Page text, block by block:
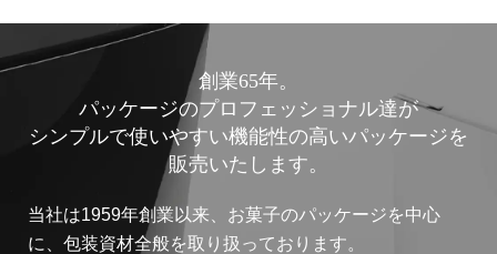
創業65年。
パッケージのプロフェッショナル達が
シンプルで使いやすい機能性の高いパッケージを
販売いたします。
当社は1959年創業以来、お菓子のパッケージを中心
に、包装資材全般を取り扱っております。